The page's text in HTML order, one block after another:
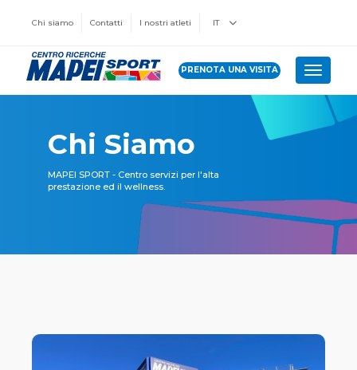
Chi siamo Contatti I nostri atleti IT
PRENOTA UNA VISITA Toggle
Chi Siamo
MAPEI SPORT - Centro servizi per l'alta
prestazione ed il wellness.